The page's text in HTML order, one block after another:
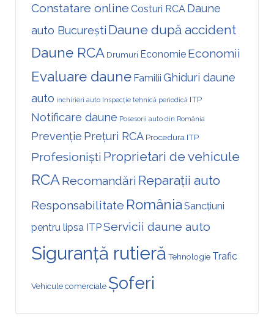
Constatare online Costuri RCA Daune
auto București Daune după accident
Daune RCA Drumuri Economie Economii
Evaluare daune Familii Ghiduri daune
auto inchirieri auto Inspecție tehnică periodică ITP
Notificare daune Posesorii auto din România
Prevenție Prețuri RCA Procedura ITP
Profesioniști Proprietari de vehicule
RCARecomandări Reparații auto
Responsabilitate România Sancțiuni
pentru lipsa ITPServicii daune auto
Siguranță rutieră Tehnologie Trafic
Vehicule comerciale Șoferi